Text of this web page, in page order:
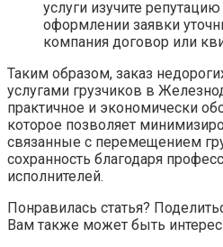
услуги изучите
оформлении заявки
компания договор или
Таким образом, заказ
услугами грузчиков в
практичное и экономически
которое позволяет
связанные с перемещением
сохранность благодаря
исполнителей.
Понравилась статья?
Вам также может быть